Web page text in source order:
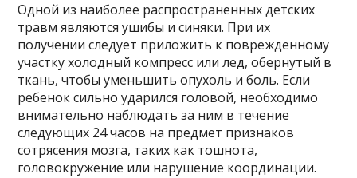
Одной из наиболее распространенных детских
травм являются ушибы и синяки. При их
получении следует приложить к поврежденному
участку холодный компресс или лед, обернутый в
ткань, чтобы уменьшить опухоль и боль. Если
ребенок сильно ударился головой, необходимо
внимательно наблюдать за ним в течение
следующих 24 часов на предмет признаков
сотрясения мозга, таких как тошнота,
головокружение или нарушение координации.